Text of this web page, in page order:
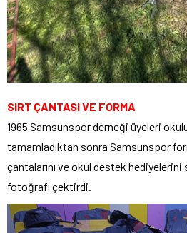
SIRT ÇANTASI VE FORMA
1965 Samsunspor derneği üyeleri
tamamladıktan sonra Samsunspor
çantalarını ve okul destek hediyelerini
fotoğrafı çektirdi.